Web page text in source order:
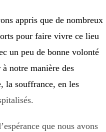
appris que de nombreux
pour faire vivre ce lieu
un peu de bonne volonté
notre manière des
la souffrance, en les
que nous avons